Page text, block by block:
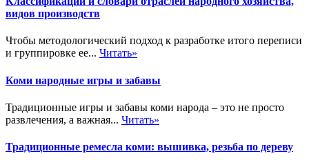
видов производств
Чтобы методологический подход к разработке итого переписи
и группировке ее... Читать»
Коми народные игры и забавы
Традиционные игры и забавы коми народа – это не просто
развлечения, а важная... Читать»
Традиционные ремесла коми: вышивка, резьба по дереву